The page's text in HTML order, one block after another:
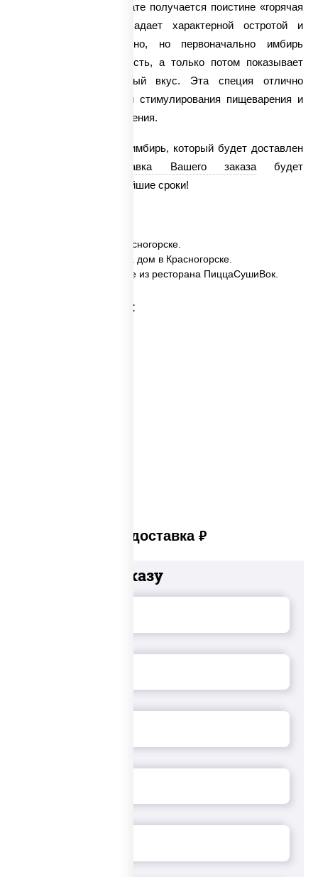
маринуется. В результате получается поистине «горячая
специя», которая обладает характерной остротой и
жгучестью. Удивительно, но первоначально имбирь
открывает свою сладость, а только потом показывает
свой настоящий острый вкус. Эта специя отлично
справляется с задачей стимулирования пищеварения и
улучшения кровообращения.
У нас можно заказать имбирь, который будет доставлен
Доставка Вашего заказабудет
осуществлена в кратчайшие сроки!
✅ Имбирь заказать в Красногорске.
✅ Имбирь с доставкой на дом в Красногорске.
✅ Имбирь в Красногорске из ресторана ПиццаСушиВок.
Категории товара:
Платная доставка руб
Добавьте к заказу